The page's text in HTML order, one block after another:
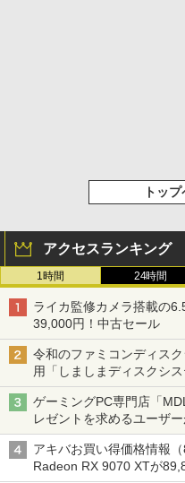
トッ
アクセスランキング
1時間 24時間
ライカ監修カメラ搭載の
39,000円！中古セール
令和のファミコンディス
用「しましまディスクシス
ゲーミングPC専門店「
レゼントを求めるユーザ
アキバお買い得価格情報
Radeon RX 9070 XTが